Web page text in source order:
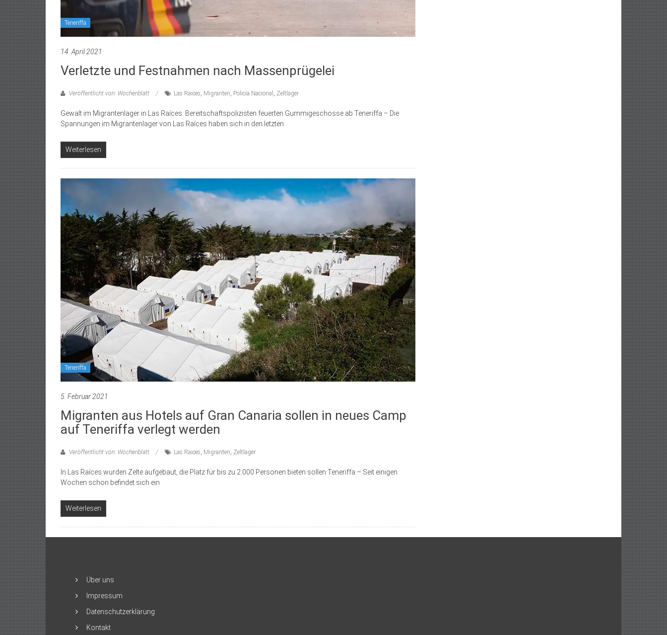
Teneriffa
14. April 2021
Verletzte und Festnahmen nach Massenprügelei
Veröffentlicht von: Wochenblatt Las Raices, Migranten, Policía Nacional , Zeltlager
Gewalt im Migrantenlager in Las Raíces: Bereitschaftspolizisten feuerten Gummigeschosse ab Teneriffa – Die
Spannungen im Migrantenlager von Las Raíces haben sich in den letzten
Weiterlesen
Teneriffa
5. Februar 2021
Migranten aus Hotels auf Gran Canaria sollen in neues Camp
auf Teneriffa verlegt werden
Veröffentlicht von: Wochenblatt Las Raices Migranten Zeltlager
In Las Raíces wurden Zelte aufgebaut, die Platz für bis zu 2.000 Personen bieten sollen Teneriffa – Seit einigen
Wochen schon befindet sich ein
Weiterlesen
Über uns
Impressum
Datenschutzerklärung
Kontakt